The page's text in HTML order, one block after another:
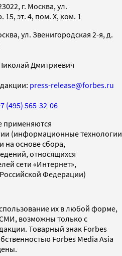
г. Москва, ул.
15, эт. 4, пом. X, ком. 1
ул. Звенигородская 2-я, д.
Дмитриевич
press-release@forbes.ru
(495) 565-32-06
применяются
(информационные технологии
на основе сбора,
относящихся
сети «Интернет»,
Федерации)
их в любой форме,
возможны только с
Товарный знак Forbes
Forbes Media Asia